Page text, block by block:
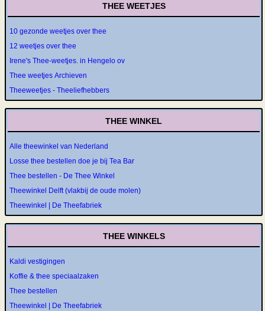
THEE WEETJES
10 gezonde weetjes over thee
12 weetjes over thee
Irene's Thee-weetjes. in Hengelo ov
Thee weetjes Archieven
Theeweetjes - Theeliefhebbers
THEE WINKEL
Alle theewinkel van Nederland
Losse thee bestellen doe je bij Tea Bar
Thee bestellen - De Thee Winkel
Theewinkel Delft (vlakbij de oude molen)
Theewinkel | De Theefabriek
THEE WINKELS
Kaldi vestigingen
Koffie & thee speciaalzaken
Thee bestellen
Theewinkel | De Theefabriek